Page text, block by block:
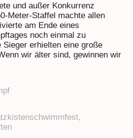
und außer Konkurrenz
Meter-Staffel machte allen
am Ende eines
noch einmal zu
erhielten eine große
wir älter sind, gewinnen wir
,